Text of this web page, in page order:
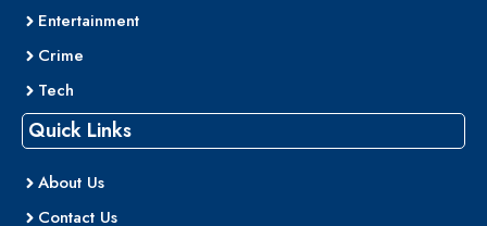
Entertainment
Crime
Tech
Quick Links
About Us
Contact Us